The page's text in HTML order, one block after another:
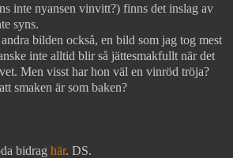
inte nyansen vinvitt?) finns det inslag av
syns.
bilden också, en bild som jag tog mest
inte alltid blir så jättesmakfullt när det
Men visst har hon väl en vinröd tröja?
smaken är som baken?
bidrag här. DS.